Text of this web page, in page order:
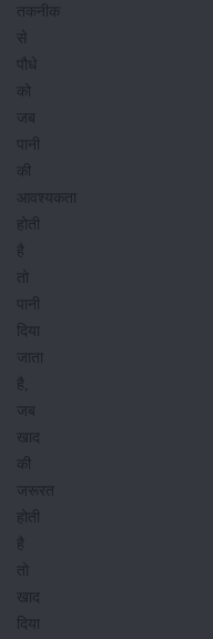
तकनीक
से
पौधे
को
पानी
की
आवश्यकता
होती
है
तो
पानी
दिया
जाता
है,
खाद
की
जरूरत
होती
है
तो
खाद
दिया